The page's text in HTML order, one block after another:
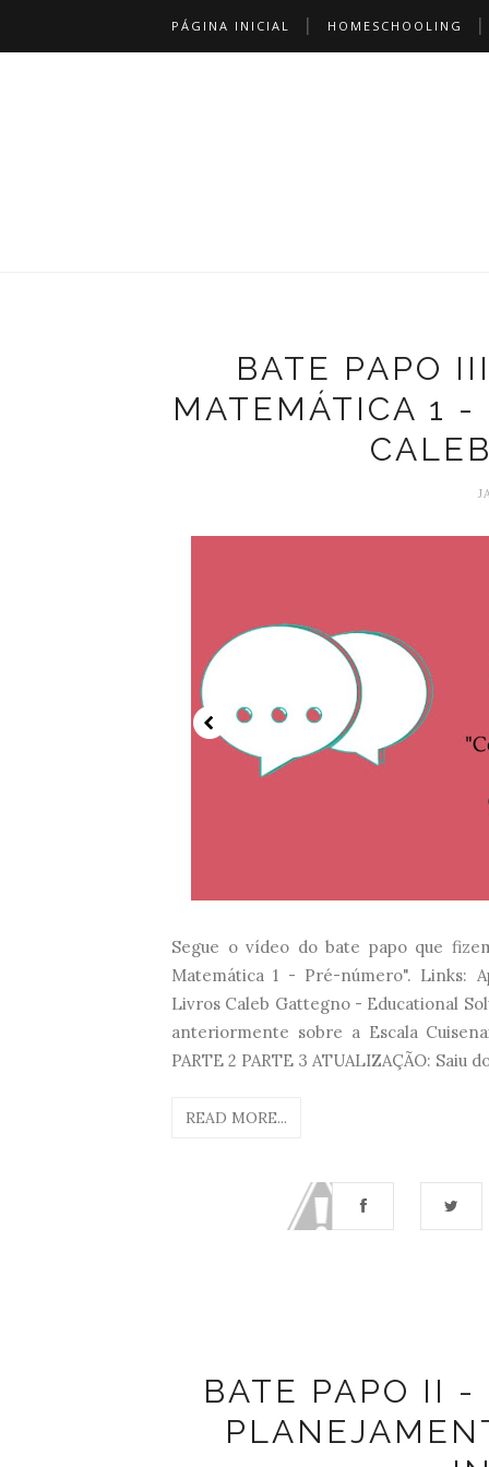
PÁGINA INICIAL HOMESCHOOLING
BATE PAPO
MATEMÁTICA 1 -
Segue o vídeo do bate papo que
Matemática 1 - Pré-número". Links:
Livros Caleb Gattegno - Educational
anteriormente sobre a Escala
PARTE 2 PARTE 3 ATUALIZAÇÃO: Saiu
READ MORE...
BATE PAPO II -